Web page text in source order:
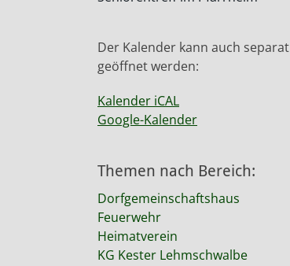
Der Kalender kann auch separat
geöffnet werden:
Kalender iCAL
Google-Kalender
Themen nach Bereich:
Dorfgemeinschaftshaus
Feuerwehr
Heimatverein
KG Kester Lehmschwalbe